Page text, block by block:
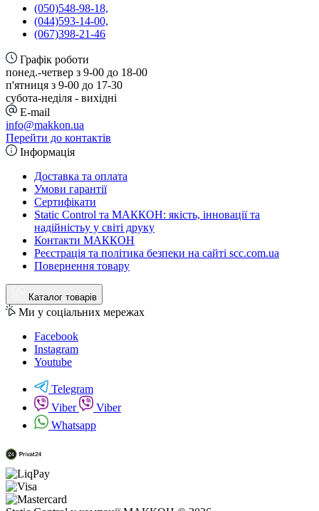
(050)548-98-18,
(044)593-14-00,
(067)398-21-46
Графік роботи
понед.-четвер з 9-00 до 18-00
п'ятниця з 9-00 до 17-30
cубота-неділя - вихідні
E-mail
info@makkon.ua
Перейти до контактів
Інформація
Доставка та оплата
Умови гарантії
Сертифікати
Static Control та МАККОН: якість, інновації та
надійністьу у світі друку
Контакти МАККОН
Реєстрація та політика безпеки на сайті scc.com.ua
Повернення товару
Каталог товарів
Ми у соціальних мережах
Facebook
Instagram
Youtube
Telegram
Viber
Viber
Whatsapp